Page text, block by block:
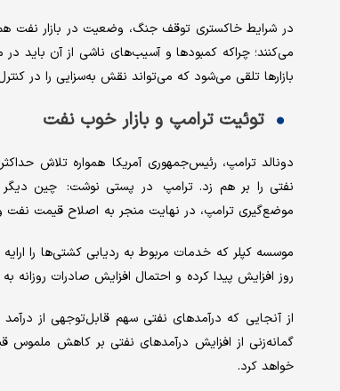
در شرایط خاکستری توقف جنگ‌، وضعیت در بازار نفت
می‌کنند؛ چراکه کمبودها و آسیب‌های ناشی از آن باید
بازارها تلقی می‌شود که می‌تواند نقش به‌سزایی را در
توئیت ترامپ و بازار خوب نفت
دونالد ترامپ، رئیس‌جمهوری آمریکا همواره تلاش
نفتی را بر هم زد. ترامپ در پستی نوشت: چین دیگر
موضع‌گیری ترامپ، در نهایت منجر به اصلاح قیمت نفت
روز افزایش پیدا کرده و احتمال افزایش صادرات روزانه به ۲.۴ میلیون بشکه هم در دسترس است.
از آنجایی که درآمدهای نفتی سهم قابل‌توجهی از
گمانه‌زنی از افزایش درآمدهای نفتی بر کاهش ملموس
خواهد کرد.